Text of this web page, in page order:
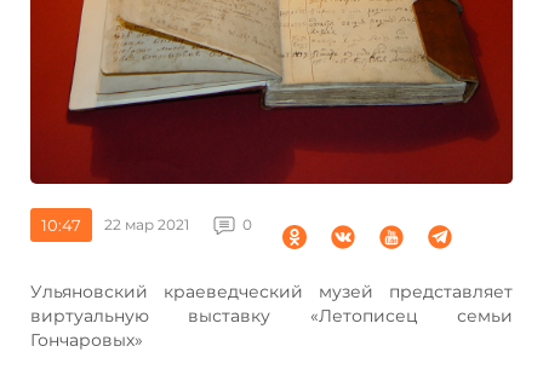
10:47 22 мар 2021 0
Ульяновский краеведческий музей представляет
виртуальную выставку «Летописец семьи
Гончаровых»